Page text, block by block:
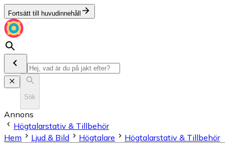
Fortsätt till huvudinnehåll
Sök
Annons
Högtalarstativ & Tillbehör
Hem
Ljud & Bild Högtalare Högtalarstativ & Tillbehör